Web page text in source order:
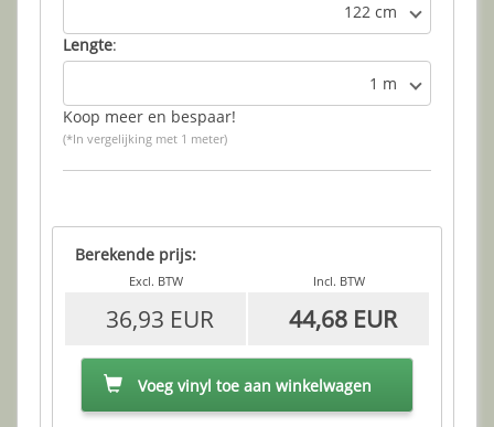
122 cm
Lengte:
1 m
Koop meer en bespaar!
(*In vergelijking met 1 meter)
Berekende prijs:
Excl. BTW Incl. BTW
36,93 EUR 44,68 EUR
Voeg vinyl toe aan winkelwagen